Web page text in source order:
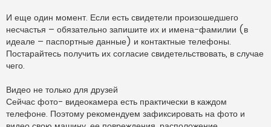
И еще один момент. Если есть свидетели произошедшего
несчастья – обязательно запишите их и имена-фамилии (в
идеале – паспортные данные) и контактные телефоны.
Постарайтесь получить их согласие свидетельствовать, в случае
чего.
Видео не только для друзей
Сейчас фото- видеокамера есть практически в каждом
телефоне. Поэтому рекомендуем зафиксировать на фото и